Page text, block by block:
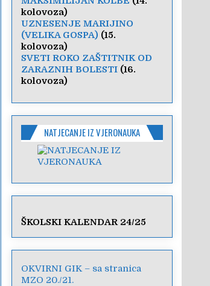
kolovoza)
UZNESENJE MARIJINO
(VELIKA GOSPA) (15.
kolovoza)
SVETI ROKO ZAŠTITNIK OD
ZARAZNIH BOLESTI(16.
kolovoza)
NATJECANJE IZ VJERONAUKA
ŠKOLSKI KALENDAR 24/25
OKVIRNI GIK – sa stranica
MZO 20./21.